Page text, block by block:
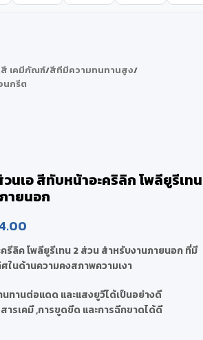
เคมีภัณฑ์/สีทีมีความทนทานสูง/
นกรีต
นเอ สีทับหน้าอะคริลิก โพลียูรีเทน
ายนอก
รีลิค โพลียูรีเทน 2 ส่วน สำหรับงานภายนอก ที่มี
ในด้านความคงสภาพความเงา
ทานต่อแดด และแสงยูวีได้เป็นอย่างดี
ารเคมี ,การขูดขีด และการฉีกขาดได้ดี